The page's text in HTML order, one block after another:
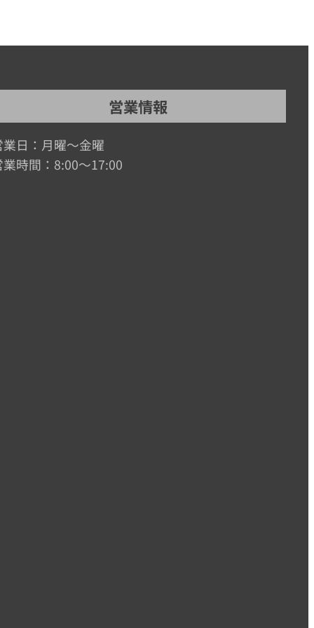
営業情報
業日：月曜～金曜
業時間：8:00～17:00